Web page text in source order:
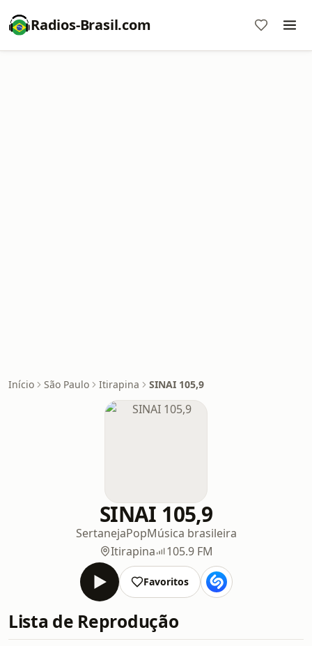
Radios-Brasil.com
Início São Paulo Itirapina SINAI 105,9
SINAI 105,9
SertanejaPopMúsica brasileira
Itirapina
105.9 FM
Favoritos
Lista de Reprodução